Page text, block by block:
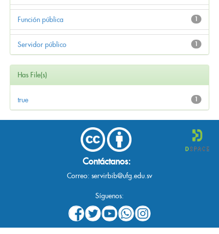
1
Función pública
1
Servidor público
Has File(s)
1
true
Contáctanos:
Correo: servirbib@ufg.edu.sv
Síguenos: